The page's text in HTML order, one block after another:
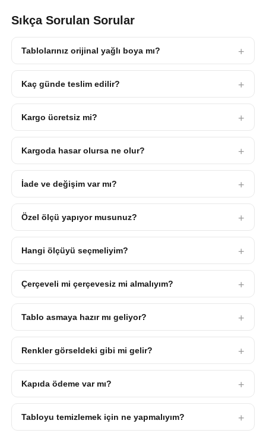
Sıkça Sorulan Sorular
Tablolarınız orijinal yağlı boya mı?
Kaç günde teslim edilir?
Kargo ücretsiz mi?
Kargoda hasar olursa ne olur?
İade ve değişim var mı?
Özel ölçü yapıyor musunuz?
Hangi ölçüyü seçmeliyim?
Çerçeveli mi çerçevesiz mi almalıyım?
Tablo asmaya hazır mı geliyor?
Renkler görseldeki gibi mi gelir?
Kapıda ödeme var mı?
Tabloyu temizlemek için ne yapmalıyım?